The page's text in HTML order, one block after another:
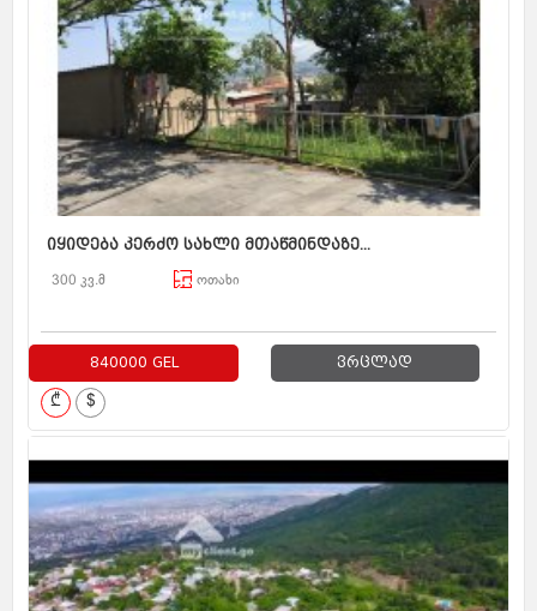
იყიდება კერძო სახლი მთაწმინდაზე...
300 კვ.მ ოთახი
840000 GEL ვრცლად
₾ $